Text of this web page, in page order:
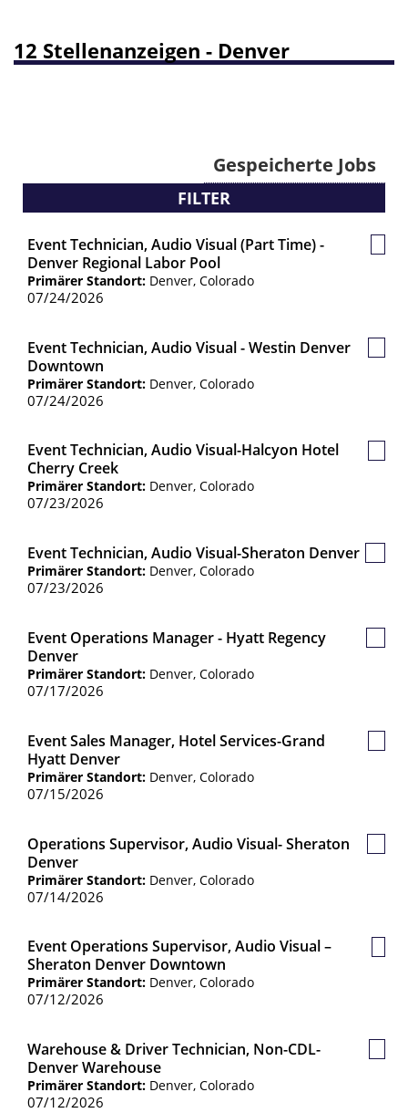
12 Stellenanzeigen - Denver
Gespeicherte Jobs
FILTER
Event Technician, Audio Visual (Part Time) -
Denver Regional Labor Pool
Primärer Standort: Denver, Colorado
07/24/2026
Event Technician, Audio Visual - Westin Denver
Downtown
Primärer Standort: Denver, Colorado
07/24/2026
Event Technician, Audio Visual-Halcyon Hotel
Cherry Creek
Primärer Standort: Denver, Colorado
07/23/2026
Event Technician, Audio Visual-Sheraton Denver
Primärer Standort: Denver, Colorado
07/23/2026
Event Operations Manager - Hyatt Regency
Denver
Primärer Standort: Denver, Colorado
07/17/2026
Event Sales Manager, Hotel Services-Grand
Hyatt Denver
Primärer Standort: Denver, Colorado
07/15/2026
Operations Supervisor, Audio Visual- Sheraton
Denver
Primärer Standort: Denver, Colorado
07/14/2026
Event Operations Supervisor, Audio Visual –
Sheraton Denver Downtown
Primärer Standort: Denver, Colorado
07/12/2026
Warehouse & Driver Technician, Non-CDL-
Denver Warehouse
Primärer Standort: Denver, Colorado
07/12/2026